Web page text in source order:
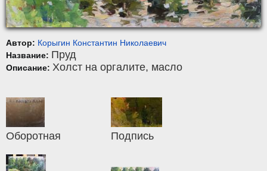
Автор: Корыгин Константин Николаевич
Название: Пруд
Описание: Холст на оргалите, масло
Оборотная Подпись